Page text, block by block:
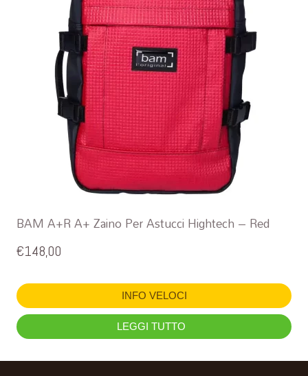
BAM A+R A+ Zaino Per Astucci Hightech – Red
€148,00
INFO VELOCI
LEGGI TUTTO